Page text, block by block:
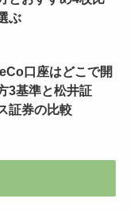
ぶ
口座はどこで開
3基準と松井証
証券の比較